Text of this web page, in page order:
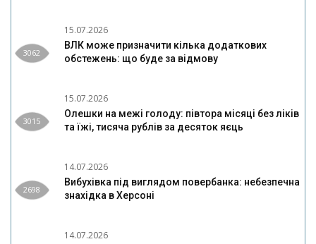
3062
15.07.2026
ВЛК може призначити кілька додаткових
обстежень: що буде за відмову
3015
15.07.2026
Олешки на межі голоду: півтора місяці без ліків
та їжі, тисяча рублів за десяток яєць
2698
14.07.2026
Вибухівка під виглядом повербанка: небезпечна
знахідка в Херсоні
14.07.2026